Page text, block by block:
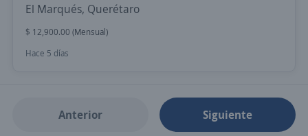
El Marqués, Querétaro
$ 12,900.00 (Mensual)
Hace 5 días
Anterior Siguiente